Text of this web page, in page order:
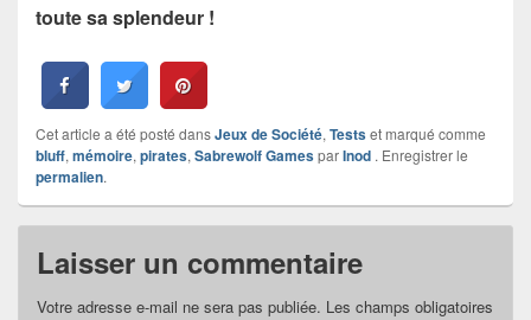
toute sa splendeur !
Cet article a été posté dansJeux de Société,Testset marqué comme
bluff,mémoire,pirates,Sabrewolf GamesparInod . Enregistrer le
permalien.
Laisser un commentaire
Votre adresse e-mail ne sera pas publiée. Les champs obligatoires